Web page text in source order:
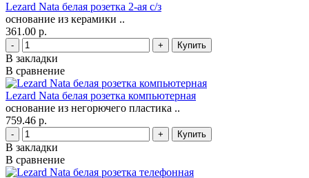
Lezard Nata белая розетка 2-ая с/з
основание из керамики ..
361.00 р.
- +
В закладки
В сравнение
Lezard Nata белая розетка компьютерная
основание из негорючего пластика ..
759.46 р.
- +
В закладки
В сравнение